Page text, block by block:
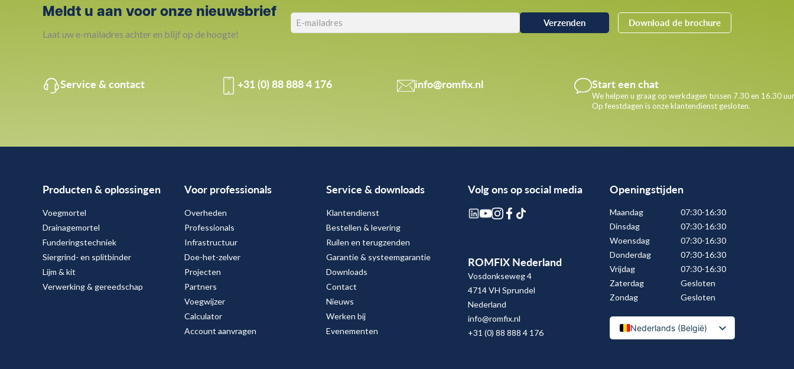
Meldt u aan voor onze nieuwsbrief
Laat uw e-mailadres achter en blijf op de hoogte!
Download de brochure
Service & contact +31 (0) 88 888 4 176 info@romfix.nl Start een chat
We helpen u graag op werkdagen tussen 7.30 en 16.30
Op feestdagen is onze klantendienst gesloten.
Producten & oplossingen
Voegmortel
Drainagemortel
Funderingstechniek
Siergrind- en splitbinder
Lijm & kit
Verwerking & gereedschap
Voor professionals
Overheden
Professionals
Infrastructuur
Doe-het-zelver
Projecten
Partners
Voegwijzer
Calculator
Account aanvragen
Service & downloads
Klantendienst
Bestellen & levering
Ruilen en terugzenden
Garantie & systeemgarantie
Downloads
Contact
Nieuws
Werken bij
Evenementen
Volg ons op social media
ROMFIX Nederland
Vosdonkseweg 4
4714 VH Sprundel
Nederland
info@romfix.nl
+31 (0) 88 888 4 176
Openingstijden
Maandag
07:30-16:30
Dinsdag
07:30-16:30
Woensdag
07:30-16:30
Donderdag
07:30-16:30
Vrijdag
07:30-16:30
Zaterdag
Gesloten
Zondag
Gesloten
Nederlands (België)